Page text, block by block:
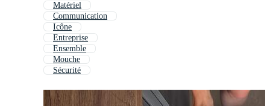
Matériel
Communication
Icône
Entreprise
Ensemble
Mouche
Sécurité